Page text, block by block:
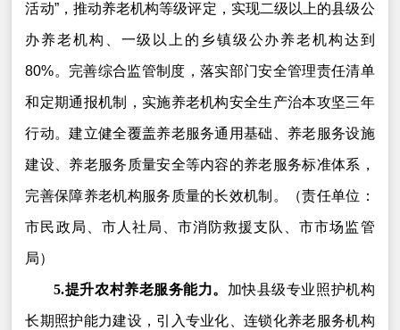
活动”，推动养老机构等级评定，实现二级以上的县级公
办养老机构、一级以上的乡镇级公办养老机构达到
80%。完善综合监管制度，落实部门安全管理责任清单
和定期通报机制，实施养老机构安全生产治本攻坚三年
行动。建立健全覆盖养老服务通用基础、养老服务设施
建设、养老服务质量安全等内容的养老服务标准体系，
完善保障养老机构服务质量的长效机制。（责任单位：
市民政局、市人社局、市消防救援支队、市市场监管
局）
5.提升农村养老服务能力。 加快县级专业照护机构
长期照护能力建设，引入专业化、连锁化养老服务机构